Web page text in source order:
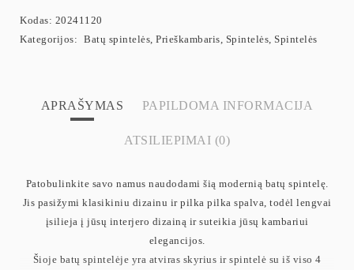
Kodas: 20241120
Kategorijos: Batų spintelės Prieškambaris Spintelės Spintelės
APRAŠYMAS PAPILDOMA INFORMACIJA
ATSILIEPIMAI (0)
Patobulinkite savo namus naudodami šią modernią batų spintelę.
Jis pasižymi klasikiniu dizainu ir pilka pilka spalva, todėl lengvai
įsilieja į jūsų interjero dizainą ir suteikia jūsų kambariui
elegancijos.
Šioje batų spintelėje yra atviras skyrius ir spintelė su iš viso 4